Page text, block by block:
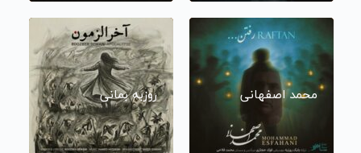
محمد اصفهانی روزبه بمانی